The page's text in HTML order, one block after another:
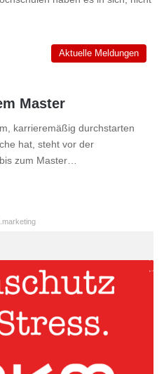
Aktuelle Meldungen
Master
karrieremäßig durchstarten
hat, steht vor der
zum Master…